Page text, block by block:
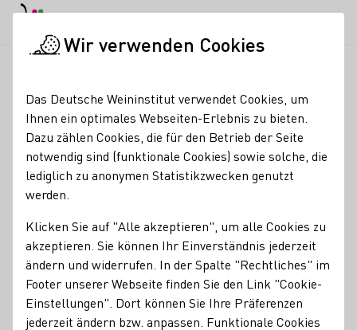
Mosel: Innovation als
Motor zukunftsfähigen
Weinbaus
In stürmischen Zeiten blickt die Weinbranche
zukunftsorientiert nach vorne. Das erlebte die amtierende
Deutsche Weinprinzessin Katja Simon während der
internationalen Technik Show "Vitis Live" in Piesport an
der Mosel. Neueste Entwicklungen der Forschung
Wir verwenden Cookies
Das Deutsche Weininstitut verwendet Cookies, um
Ihnen ein optimales Webseiten-Erlebnis zu bieten.
Dazu zählen Cookies, die für den Betrieb der Seite
notwendig sind (funktionale Cookies) sowie solche, die
lediglich zu anonymen Statistikzwecken genutzt
werden.
Klicken Sie auf "Alle akzeptieren", um alle Cookies zu
akzeptieren. Sie können Ihr Einverständnis jederzeit
ändern und widerrufen. In der Spalte "Rechtliches" im
Footer unserer Webseite finden Sie den Link "Cookie-
Einstellungen". Dort können Sie Ihre Präferenzen
jederzeit ändern bzw. anpassen. Funktionale Cookies